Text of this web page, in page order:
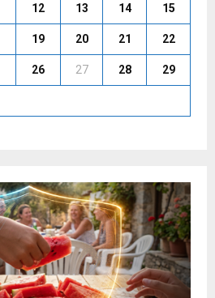
12 13 14 15
19 20 21 22
26 27 28 29